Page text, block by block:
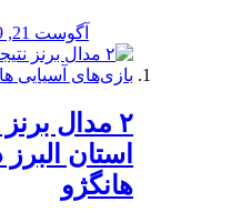
آگوست 21, 2019
استان
هانگژو